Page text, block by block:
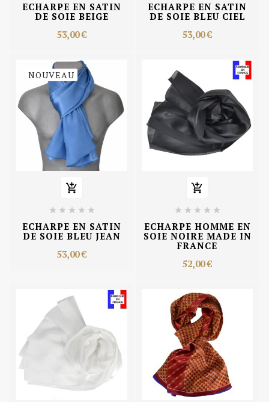
ECHARPE EN SATIN
DE SOIE BEIGE
53,00 €
ECHARPE EN SATIN
DE SOIE BLEU CIEL
53,00 €
NOUVEAU

    
ECHARPE EN SATIN
DE SOIE BLEU JEAN
53,00 €

    
ECHARPE HOMME EN
SOIE NOIRE MADE IN
FRANCE
52,00 €